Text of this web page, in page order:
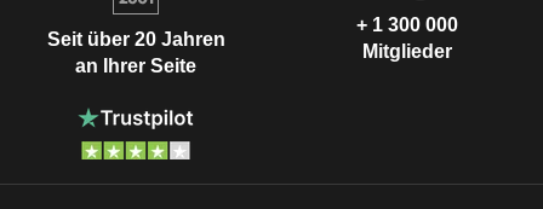
Seit über 20 Jahren
an Ihrer Seite
+ 1 300 000
Mitglieder